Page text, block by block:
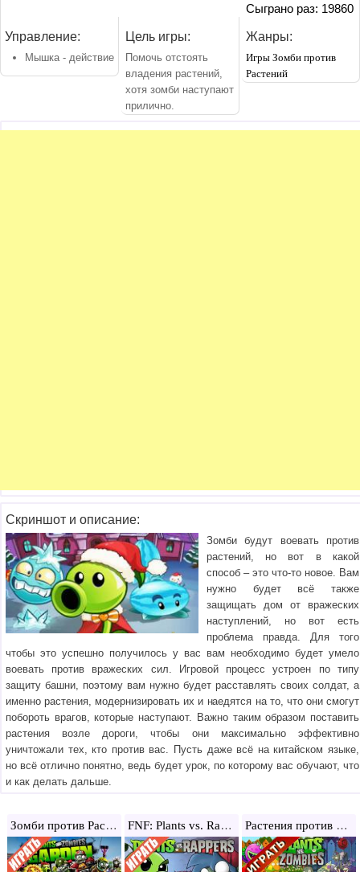
Сыграно раз: 19860
Управление:
Мышка - действие
Цель игры:
Помочь отстоять
владения растений,
хотя зомби наступают
прилично.
Жанры:
Игры Зомби против
Растений
Скриншот и описание:
Зомби будут воевать против
растений, но вот в какой
способ – это что-то новое. Вам
нужно будет всё также
защищать дом от вражеских
наступлений, но вот есть
проблема правда. Для того
чтобы это успешно получилось у вас вам необходимо будет умело
воевать против вражеских сил. Игровой процесс устроен по типу
защиту башни, поэтому вам нужно будет расставлять своих солдат, а
именно растения, модернизировать их и наедятся на то, что они смогут
побороть врагов, которые наступают. Важно таким образом поставить
растения возле дороги, чтобы они максимально эффективно
уничтожали тех, кто против вас. Пусть даже всё на китайском языке,
но всё отлично понятно, ведь будет урок, по которому вас обучают, что
и как делать дальше.
Зомби против Растений: Садовые войны FNF: Plants vs. Rappers Растения против зомби: Китайская версия